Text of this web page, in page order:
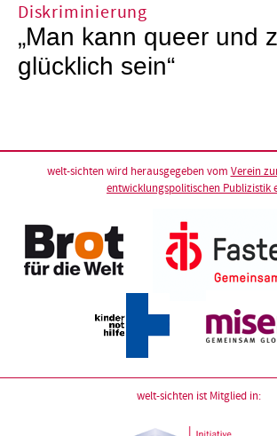
Diskriminierung
„Man kann queer und
glücklich sein“
welt-sichten wird herausgegeben vom Verein
entwicklungspolitischen Publizistik
welt-sichten ist Mitglied in: